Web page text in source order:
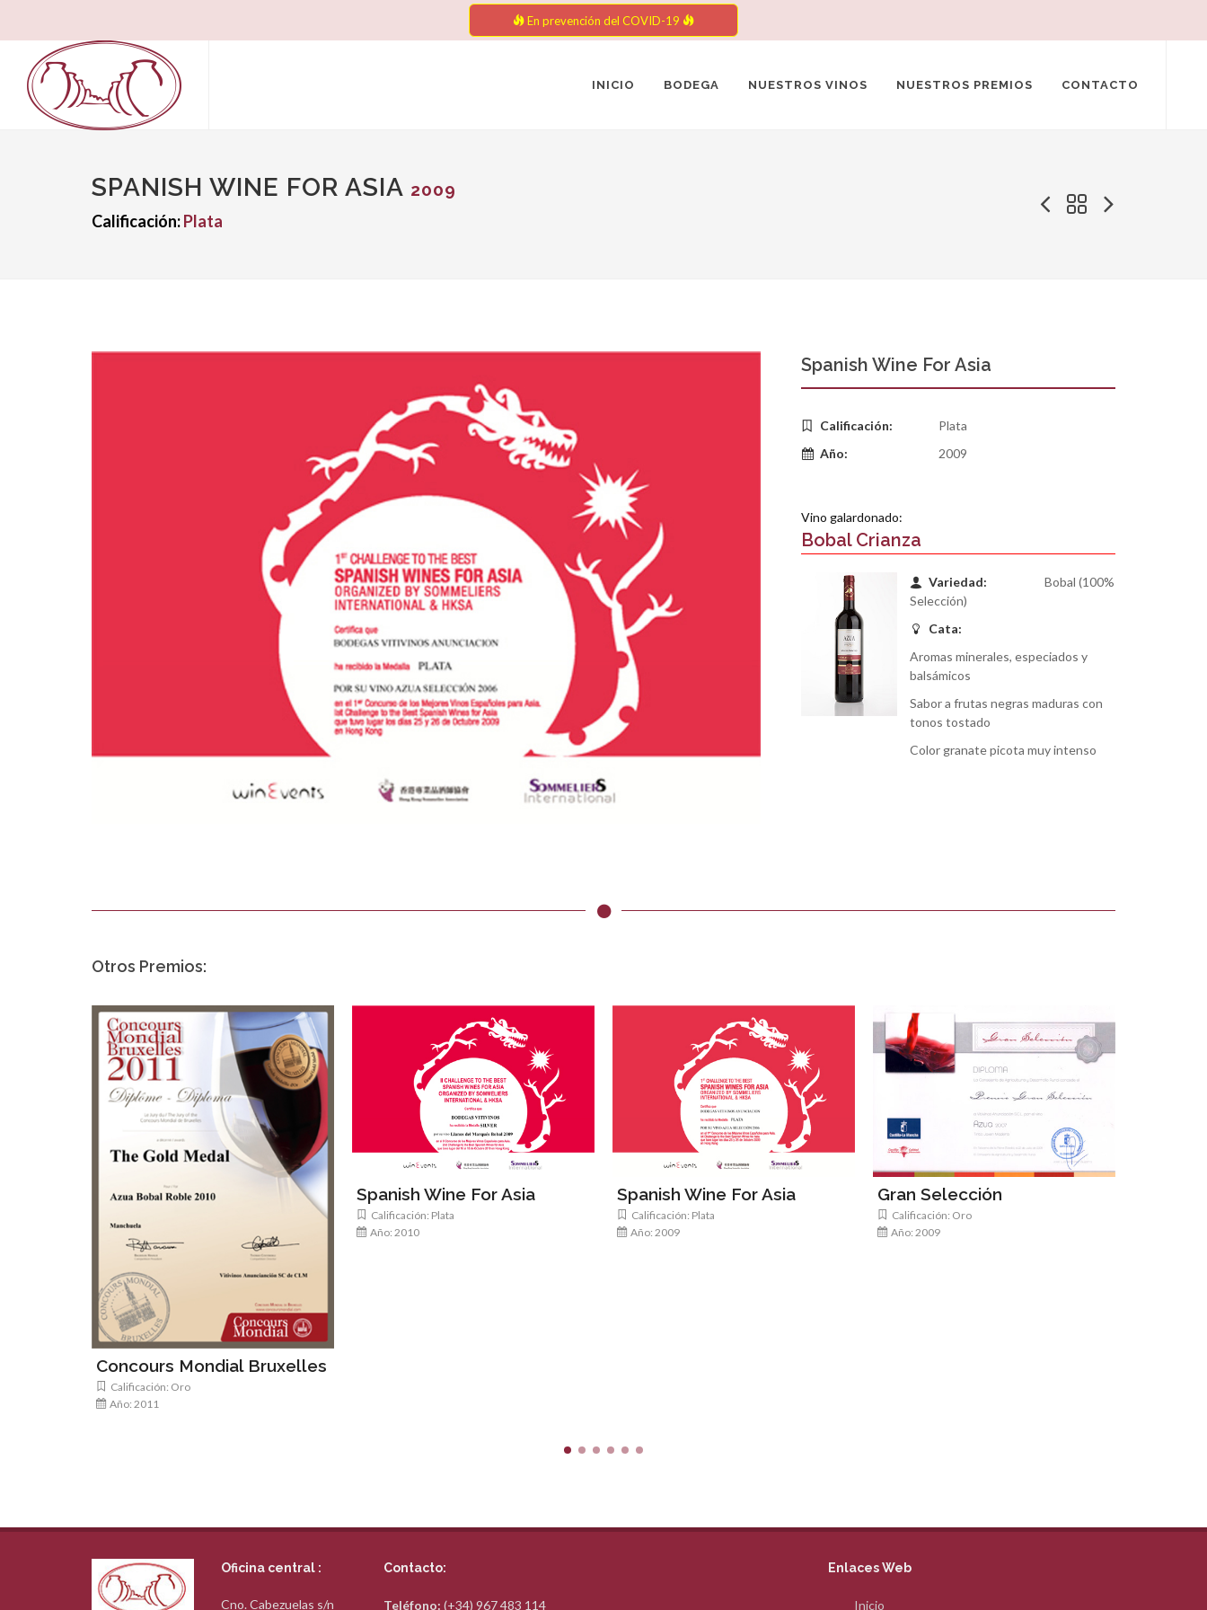
En prevención del COVID-19
INICIO BODEGA NUESTROS VINOS NUESTROS PREMIOS CONTACTO
SPANISH WINE FOR ASIA 2009
Calificación:Plata
Spanish Wine For Asia
Calificación:
Plata
Año:
2009
Vino galardonado:
Bobal Crianza
Variedad:
Bobal (100%
Selección)
Cata:
Aromas minerales, especiados y
balsámicos
Sabor a frutas negras maduras con
tonos tostado
Color granate picota muy intenso
Otros Premios:
Concours Mondial Bruxelles
Calificación: Oro
Año: 2011
Spanish Wine For Asia
Calificación: Plata
Año: 2010
Spanish Wine For Asia
Calificación: Plata
Año: 2009
Gran Selección
Calificación: Oro
Año: 2009
Oficina central :
Cno. Cabezuelas s/n
Contacto:
Teléfono: (+34) 967 483 114
Enlaces Web
Inicio